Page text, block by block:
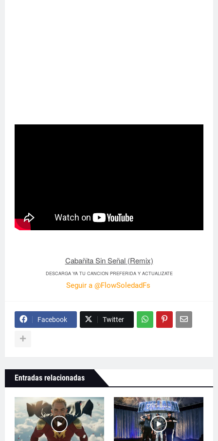
Cabañita Sin Señal (Remix)
DESCARGA YA TU CANCION PREFERIDA Y ACTUALIZATE
Seguir a @FlowSoledadFs
Facebook Twitter
Entradas relacionadas